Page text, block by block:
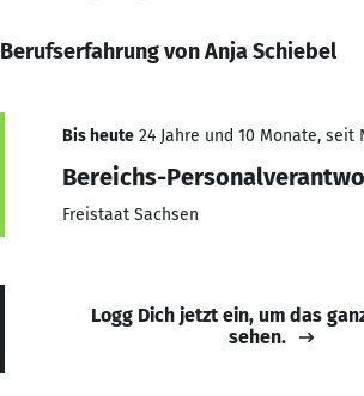
Berufserfahrung von Anja Schiebel
Bis heute 24 Jahre und 10 Monate, seit
Bereichs-
Freistaat Sachsen
Logg Dich jetzt ein, um das
sehen.